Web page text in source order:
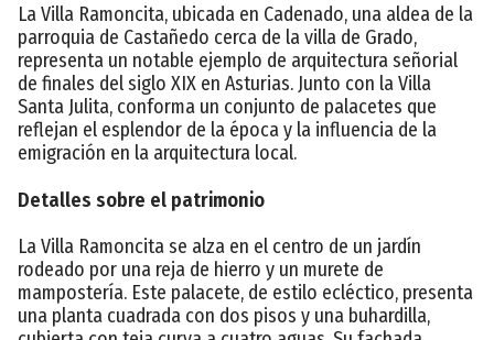
La Villa Ramoncita, ubicada en Cadenado, una aldea de la
parroquia de Castañedo cerca de la villa de Grado,
representa un notable ejemplo de arquitectura señorial
de finales del siglo XIX en Asturias. Junto con la Villa
Santa Julita, conforma un conjunto de palacetes que
reflejan el esplendor de la época y la influencia de la
emigración en la arquitectura local.
Detalles sobre el patrimonio
La Villa Ramoncita se alza en el centro de un jardín
rodeado por una reja de hierro y un murete de
mampostería. Este palacete, de estilo ecléctico, presenta
una planta cuadrada con dos pisos y una buhardilla,